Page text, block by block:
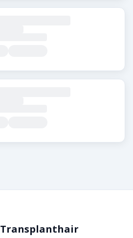
Transplanthair